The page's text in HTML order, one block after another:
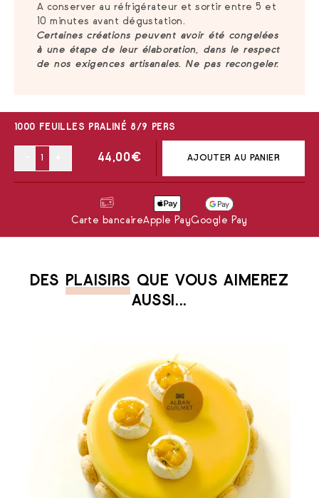
A conserver au réfrigérateur et sortir entre 5 et
10 minutes avant dégustation.
Certaines créations peuvent avoir été congelées
à une étape de leur élaboration, dans le respect
de nos exigences artisanales. Ne pas recongeler.
1000 FEUILLES PRALINÉ 8/9 PERS
44,00€ AJOUTER AU PANIER
Carte bancaireApple PayGoogle Pay
DES PLAISIRS QUE VOUS AIMEREZ
AUSSI...